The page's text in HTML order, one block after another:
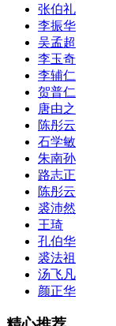
张伯礼
李振华
吴孟超
李玉奇
李辅仁
贺普仁
唐由之
陈彤云
石学敏
朱南孙
路志正
陈彤云
裘沛然
王琦
孔伯华
裘法祖
汤飞凡
颜正华